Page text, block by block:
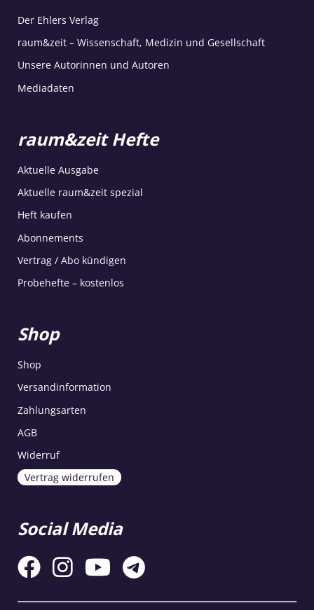
Der Ehlers Verlag
raum&zeit – Wissenschaft, Medizin und Gesellschaft
Unsere Autorinnen und Autoren
Mediadaten
raum&zeit Hefte
Aktuelle Ausgabe
Aktuelle raum&zeit spezial
Heft kaufen
Abonnements
Vertrag / Abo kündigen
Probehefte – kostenlos
Shop
Shop
Versandinformation
Zahlungsarten
AGB
Widerruf
Vertrag widerrufen
Social Media